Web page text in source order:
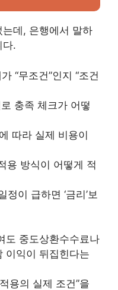
데, 은행에서 말하
다.
“무조건”인지 “조건
충족 체크가 어떻
따라 실제 비용이
용 방식이 어떻게 적
이 급하면 ‘금리’보
도 중도상환수수료나
이익이 뒤집힌다는
용의 실제 조건”을